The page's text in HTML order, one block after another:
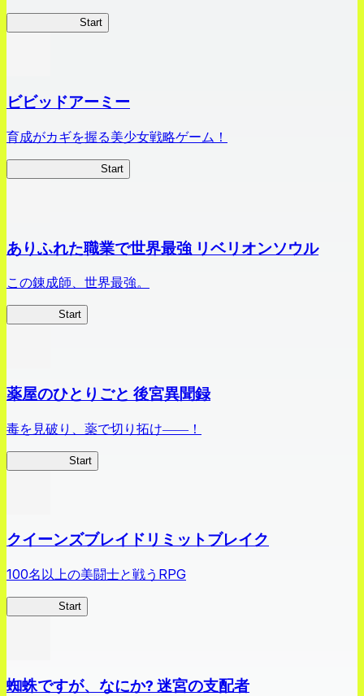
Start
ビビッドアーミー
育成がカギを握る美少女戦略ゲーム！
Start
ありふれた職業で世界最強 リベリオンソウル
この錬成師、世界最強。
Start
薬屋のひとりごと 後宮異聞録
毒を見破り、薬で切り拓け――！
Start
クイーンズブレイドリミットブレイク
100名以上の美闘士と戦うRPG
Start
蜘蛛ですが、なにか? 迷宮の支配者